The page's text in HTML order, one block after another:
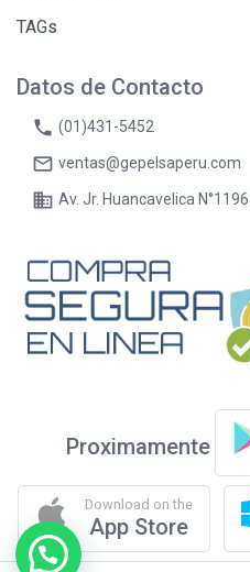
TAGs
Datos de Contacto
phone (01)431-5452
mail_outline ventas@gepelsaperu.com
business Av. Jr. Huancavelica
Proximamente
Download on the
App Store
¿Necesitas